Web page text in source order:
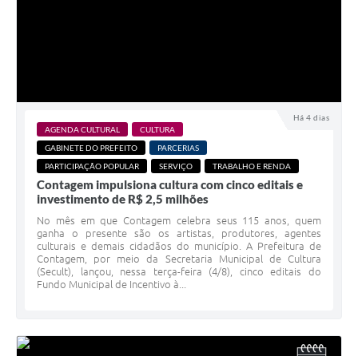
Há 4 dias
AGENDA CULTURAL
CULTURA
GABINETE DO PREFEITO
PARCERIAS
PARTICIPAÇÃO POPULAR
SERVIÇO TRABALHO E RENDA
Contagem impulsiona cultura com cinco editais e
investimento de R$ 2,5 milhões
No mês em que Contagem celebra seus 115 anos, quem
ganha o presente são os artistas, produtores, agentes
culturais e demais cidadãos do município. A Prefeitura de
Contagem, por meio da Secretaria Municipal de Cultura
(Secult), lançou, nessa terça-feira (4/8), cinco editais do
Fundo Municipal de Incentivo à...